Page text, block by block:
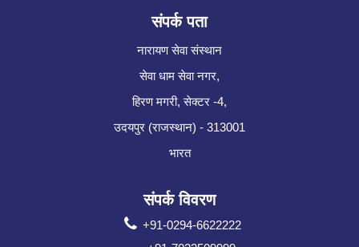
संपर्क पता
नारायण सेवा संस्थान
सेवा धाम सेवा नगर,
हिरण मगरी, सेक्टर -4,
उदयपुर (राजस्थान) - 313001
भारत
संपर्क विवरण
+91-0294-6622222